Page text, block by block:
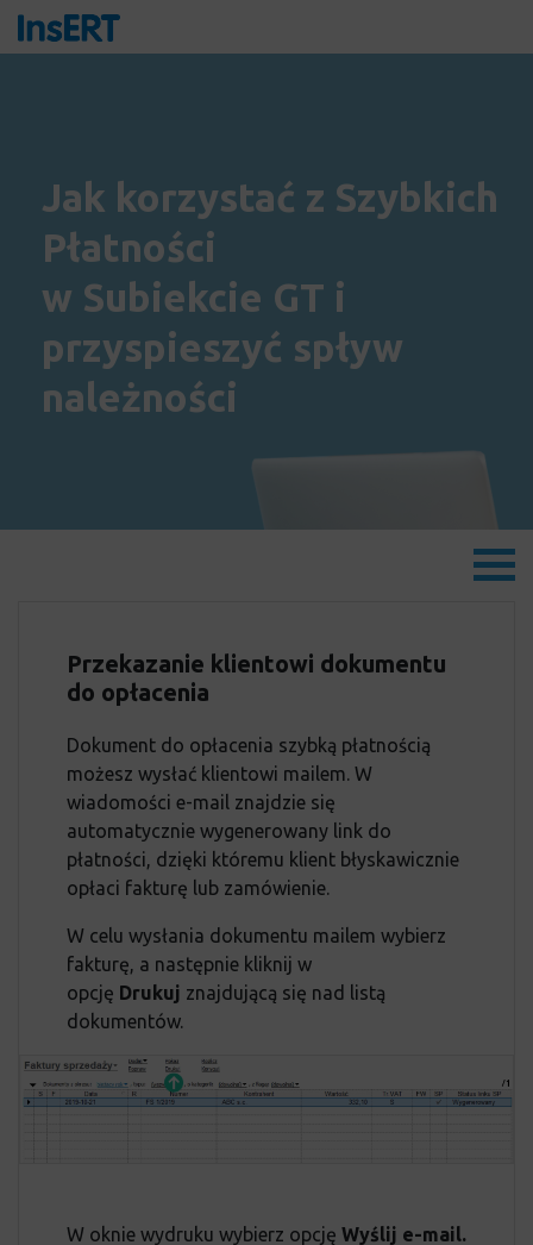
Jak korzystać z Szybkich
Płatności
w Subiekcie GT i
przyspieszyć spływ
należności
Przekazanie klientowi dokumentu
do opłacenia
Dokument do opłacenia szybką płatnością
możesz wysłać klientowi mailem. W
wiadomości e-mail znajdzie się
automatycznie wygenerowany link do
płatności, dzięki któremu klient błyskawicznie
opłaci fakturę lub zamówienie.
W celu wysłania dokumentu mailem wybierz
fakturę, a następnie kliknij w
opcję Drukuj znajdującą się nad listą
dokumentów.
W oknie wydruku wybierz opcję Wyślij e-mail.